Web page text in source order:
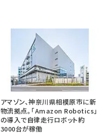
アマゾン、神奈川県相模原市に新
物流拠点。「Amazon Robotics」
の導入で自律走行ロボット約
3000台が稼働